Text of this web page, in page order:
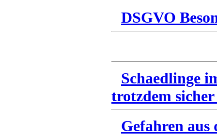
DSGVO
Schaedlinge
trotzdem
Gefahren